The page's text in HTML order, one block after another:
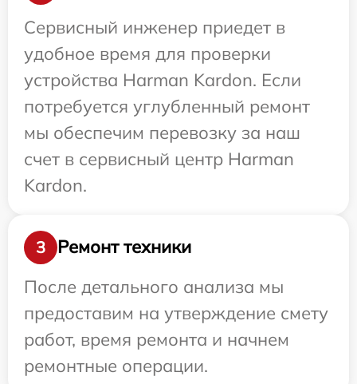
Сервисный инженер приедет в
удобное время для проверки
устройства Harman Kardon. Если
потребуется углубленный ремонт
мы обеспечим перевозку за наш
счет в сервисный центр Harman
Kardon.
3
Ремонт техники
После детального анализа мы
предоставим на утверждение смету
работ, время ремонта и начнем
ремонтные операции.